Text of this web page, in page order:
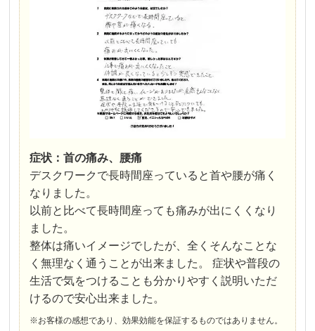
症状：首の痛み、腰痛
デスクワークで長時間座っていると首や腰が痛く
なりました。
以前と比べて長時間座っても痛みが出にくくなり
ました。
整体は痛いイメージでしたが、全くそんなことな
く無理なく通うことが出来ました。 症状や普段の
生活で気をつけることも分かりやすく説明いただ
けるので安心出来ました。
※お客様の感想であり、効果効能を保証するものではありません。